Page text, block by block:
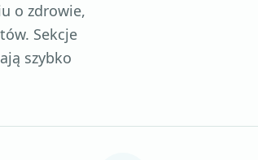
o zdrowie,
Sekcje
szybko